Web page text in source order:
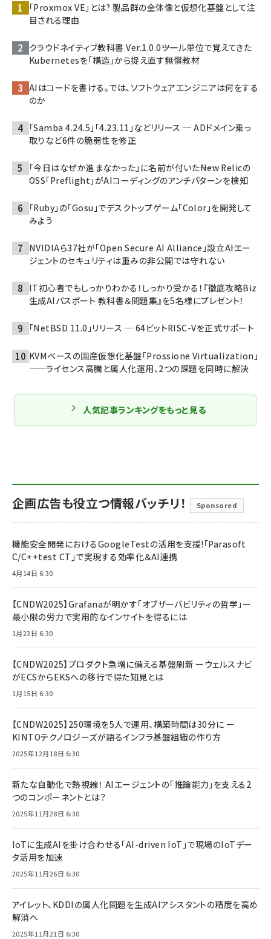
「Proxmox VE」とは? 製品群の全体像と仮想化基盤として注
目される理由
クラウドネイティブ教科書 Ver.1.0.0――ツール単位で覚えてきた
Kubernetesを「構造」から捉え直す無償教材
AIはコードを書ける。では、ソフトウェアエンジニアは何をする
のか
「Samba 4.24.5」「4.23.11」などリリース ─ ADドメイン乗っ
取りなど6件の脆弱性を修正
「今日はなぜか進まなかった」に名前が付いた――New Relicの
OSS「Preflight」がAIコーディングのアンチパターンを検知
「Ruby」の「Gosu」でデスクトップゲーム「Color」を開発して
みよう
NVIDIAら37社が「Open Secure AI Alliance」設立――AIエー
ジェントのセキュリティは重みの非公開では守れない
IT初心者でもしっかりわかる！しっかり受かる！『徹底攻略Biz
生成AIパスポート 教科書＆問題集』を5名様にプレゼント！
「NetBSD 11.0」リリース ─ 64ビットRISC-Vを正式サポート
KVMベースの国産仮想化基盤「Prossione Virtualization」
——ライセンス高騰と属人化運用、2つの課題を同時に解決
人気記事ランキングをもっと見る
企画広告も役立つ情報バッチリ！ Sponsored
機能安全開発におけるGoogleTestの活用を支援!「Parasoft
C/C++test CT」で実現する効率化＆AI連携
4月14日 6:30
【CNDW2025】Grafanaが明かす「オブザーバビリティの哲学」ー
最小限の労力で実用的なインサイトを得るには
1月23日 6:30
【CNDW2025】プロダクト急増に備える基盤刷新 ーウェルスナビ
がECSからEKSへの移行で得た知見とは
1月15日 6:30
【CNDW2025】250環境を5人で運用、構築時間は30分に ー
KINTOテクノロジーズが語るインフラ基盤組織の作り方
2025年12月18日 6:30
新たな自動化で熱視線！ AIエージェントの「推論能力」を支える2
つのコンポーネントとは？
2025年11月28日 6:30
IoTに生成AIを掛け合わせる「AI-driven IoT」で現場のIoTデー
タ活用を加速
2025年11月26日 6:30
アイレット、KDDIの属人化問題を生成AIアシスタントの精度を高め
解消へ
2025年11月21日 6:30